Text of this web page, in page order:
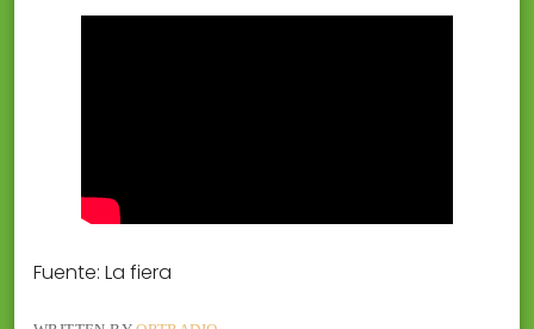
Fuente: La fiera